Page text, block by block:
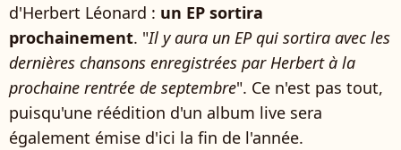
d'Herbert Léonard : un EP sortira
prochainement. "Il y aura un EP qui sortira avec les
dernières chansons enregistrées par Herbert à la
prochaine rentrée de septembre". Ce n'est pas tout,
puisqu'une réédition d'un album live sera
également émise d'ici la fin de l'année.